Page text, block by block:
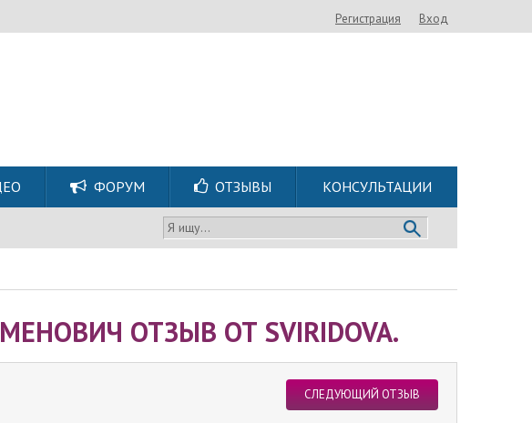
Регистрация Вход
ФОРУМ ОТЗЫВЫ КОНСУЛЬТАЦИИ
Я ищу...
ОТЗЫВ ОТ SVIRIDOVA.
СЛЕДУЮЩИЙ ОТЗЫВ